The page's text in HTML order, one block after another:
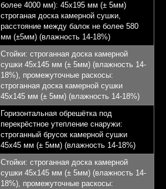
более 4000 мм): 45х195 мм (± 5мм)
строганая доска камерной сушки,
расстояние между балок не более 580
мм (±5мм) (влажность 14-18%)
Стойки: строганная доска камерной
сушки 45х145 мм (± 5мм) (влажность 14-
18%), промежуточные раскосы:
строганная доска камерной сушки
45х145 мм (± 5мм) (влажность 14-18%)
Горизонтальная обрешётка под
перекрёстное утепление снаружи:
строганный брусок камерной сушки
45х45 мм (± 5мм) (влажность 14-18%)
Стойки: строганная доска камерной
сушки 45х145 мм (± 5мм) (влажность 14-
18%), промежуточные раскосы: